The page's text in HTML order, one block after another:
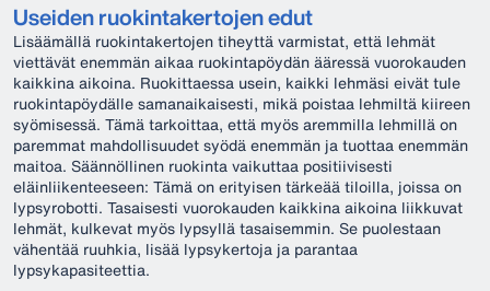
Useiden ruokintakertojen edut
Lisäämällä ruokintakertojen tiheyttä varmistat, että lehmät
viettävät enemmän aikaa ruokintapöydän ääressä vuorokauden
kaikkina aikoina. Ruokittaessa usein, kaikki lehmäsi eivät tule
ruokintapöydälle samanaikaisesti, mikä poistaa lehmiltä kiireen
syömisessä. Tämä tarkoittaa, että myös aremmilla lehmillä on
paremmat mahdollisuudet syödä enemmän ja tuottaa enemmän
maitoa. Säännöllinen ruokinta vaikuttaa positiivisesti
eläinliikenteeseen: Tämä on erityisen tärkeää tiloilla, joissa on
lypsyrobotti. Tasaisesti vuorokauden kaikkina aikoina liikkuvat
lehmät, kulkevat myös lypsyllä tasaisemmin. Se puolestaan
vähentää ruuhkia, lisää lypsykertoja ja parantaa
lypsykapasiteettia.